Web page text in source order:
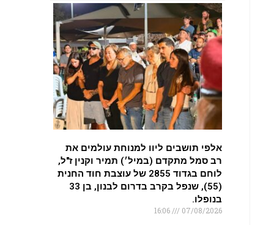
האדמה רועדת- סדרת רעידות אדמה
בחצי האי סיני
רכב התנגש במעקה בטיחות בכביש 90
בסמוך לעין חצבה. פצועים
אלפי תושבים ליוו למנוחת עולמים את
רב סמל מתקדם (במיל׳) תמיר וקנין ז"ל,
לוחם בגדוד 2855 של עוצבת חוד החנית
(55), שנפל בקרב בדרום לבנון, בן 33
בנופלו.
07/08/2026